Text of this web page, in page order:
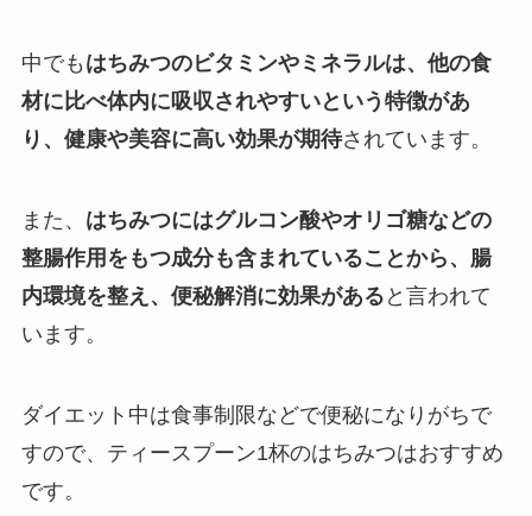
中でも はちみつのビタミンやミネラルは、他の食
材に比べ体内に吸収されやすいという特徴があ
り、健康や美容に高い効果が期待されています。
また、 はちみつにはグルコン酸やオリゴ糖などの
整腸作用をもつ成分も含まれていることから、腸
内環境を整え、便秘解消に効果がある と言われて
います。
ダイエット中は食事制限などで便秘になりがちで
すので、ティースプーン1杯のはちみつはおすすめ
です。